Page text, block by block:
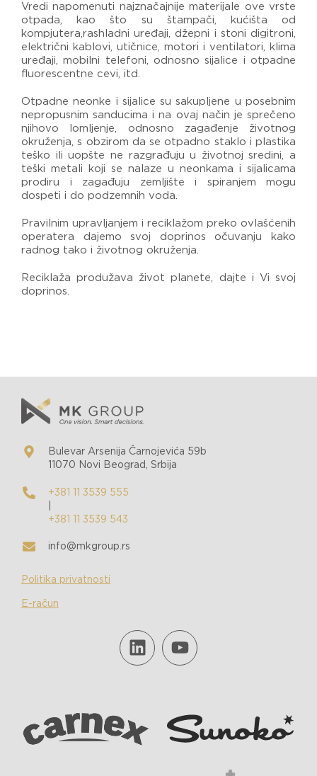
Vredi napomenuti najznačajnije materijale ove vrste
otpada, kao što su štampači, kućišta od
kompjutera,rashladni uređaji, džepni i stoni digitroni,
električni kablovi, utičnice, motori i ventilatori, klima
uređaji, mobilni telefoni, odnosno sijalice i otpadne
fluorescentne cevi, itd.
Otpadne neonke i sijalice su sakupljene u posebnim
nepropusnim sanducima i na ovaj način je sprečeno
njihovo lomljenje, odnosno zagađenje životnog
okruženja, s obzirom da se otpadno staklo i plastika
teško ili uopšte ne razgrađuju u životnoj sredini, a
teški metali koji se nalaze u neonkama i sijalicama
prodiru i zagađuju zemljište i spiranjem mogu
dospeti i do podzemnih voda.
Pravilnim upravljanjem i reciklažom preko ovlašćenih
operatera dajemo svoj doprinos očuvanju kako
radnog tako i životnog okruženja.
Reciklaža produžava život planete, dajte i Vi svoj
doprinos.
Bulevar Arsenija Čarnojevića 59b
11070 Novi Beograd, Srbija
+381 11 3539 555
+381 11 3539 543
info@mkgroup.rs
Politika privatnosti
E-račun